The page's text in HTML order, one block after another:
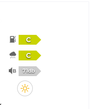
C
C
71db